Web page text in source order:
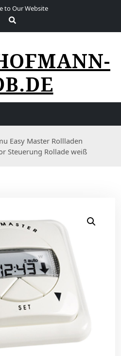
to Our Website
Easy Master Rollladen
Steuerung Rollade weiß